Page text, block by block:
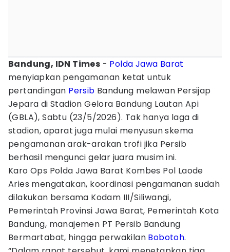
Bandung, IDN Times - Polda Jawa Barat
menyiapkan pengamanan ketat untuk
pertandingan Persib Bandung melawan Persijap
Jepara di Stadion Gelora Bandung Lautan Api
(GBLA), Sabtu (23/5/2026). Tak hanya laga di
stadion, aparat juga mulai menyusun skema
pengamanan arak-arakan trofi jika Persib
berhasil mengunci gelar juara musim ini.
Karo Ops Polda Jawa Barat Kombes Pol Laode
Aries mengatakan, koordinasi pengamanan sudah
dilakukan bersama Kodam III/Siliwangi,
Pemerintah Provinsi Jawa Barat, Pemerintah Kota
Bandung, manajemen PT Persib Bandung
Bermartabat, hingga perwakilan Bobotoh.